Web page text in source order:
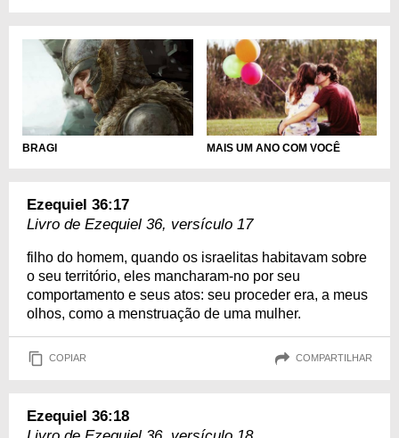
BRAGI MAIS UM ANO COM VOCÊ
Ezequiel 36:17
Livro de Ezequiel 36, versículo 17
filho do homem, quando os israelitas habitavam sobre
o seu território, eles mancharam-no por seu
comportamento e seus atos: seu proceder era, a meus
olhos, como a menstruação de uma mulher.
COPIAR COMPARTILHAR
Ezequiel 36:18